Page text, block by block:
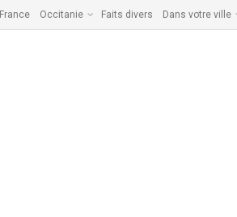
France Occitanie Faits divers Dans votre ville